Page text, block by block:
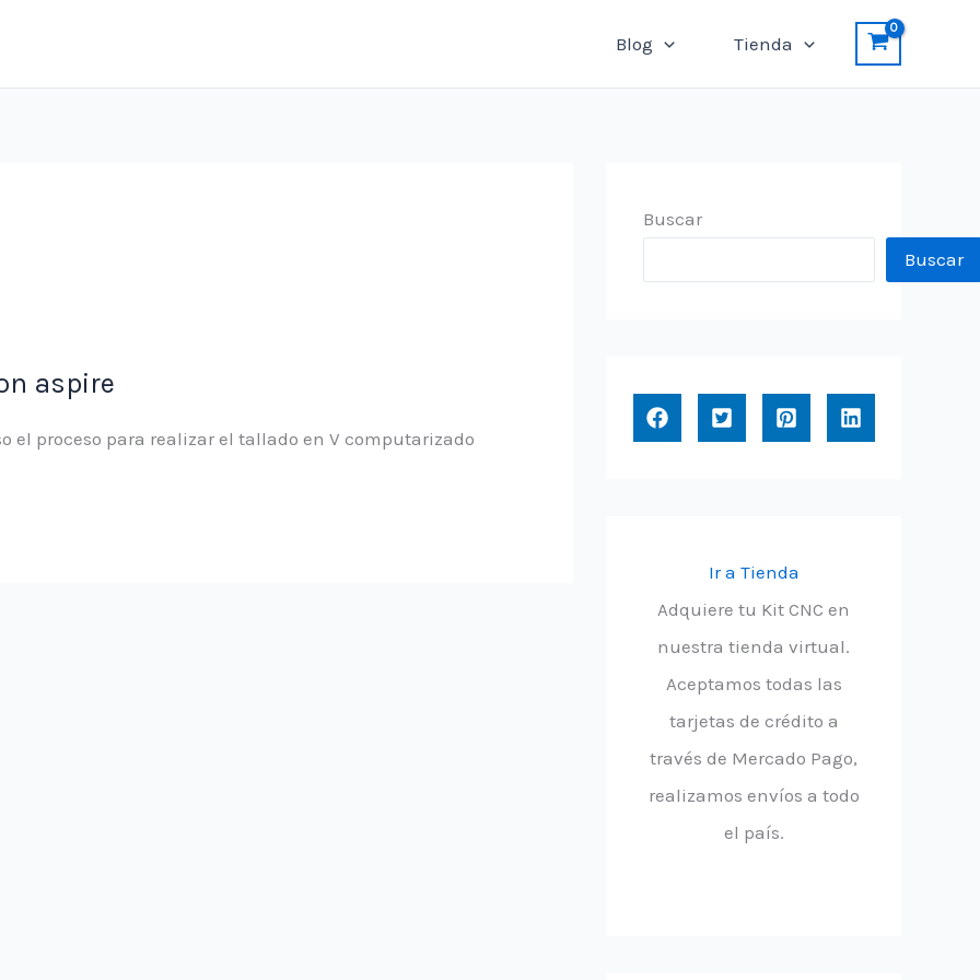
Blog Tienda
aspire
el proceso para realizar el tallado en V computarizado
Buscar
Buscar
Ir a Tienda
Adquiere tu Kit CNC en
nuestra tienda virtual.
Aceptamos todas las
tarjetas de crédito a
través de Mercado Pago,
realizamos envíos a todo
el país.